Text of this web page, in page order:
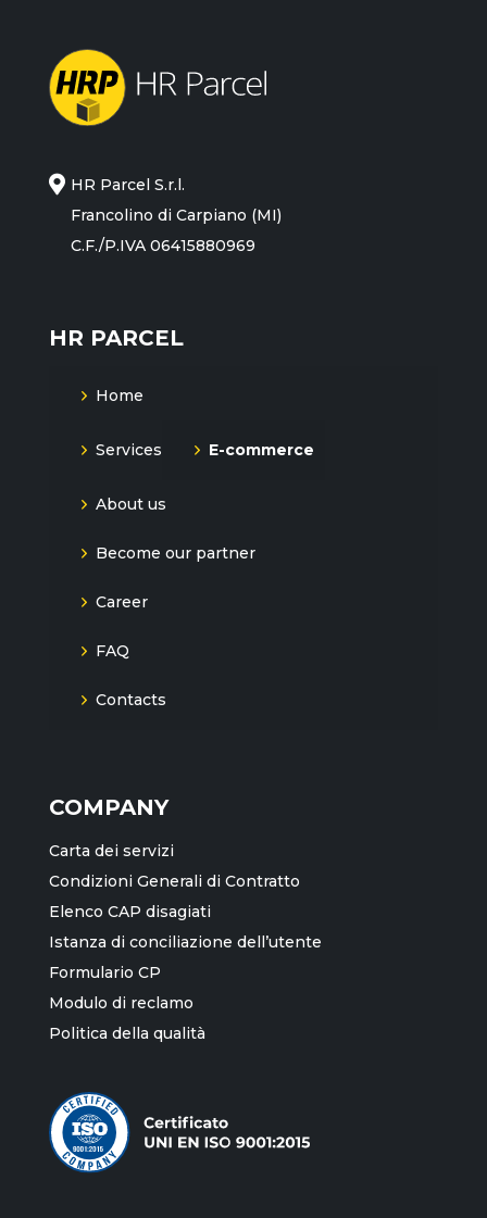
HR Parcel S.r.l.
Francolino di Carpiano (MI)
C.F./P.IVA 06415880969
HR PARCEL
Home
Services E-commerce
About us
Become our partner
Career
FAQ
Contacts
COMPANY
Carta dei servizi
Condizioni Generali di Contratto
Elenco CAP disagiati
Istanza di conciliazione dell’utente
Formulario CP
Modulo di reclamo
Politica della qualità